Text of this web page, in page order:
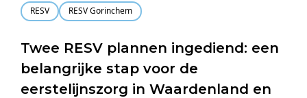
RESV RESV Gorinchem
Twee RESV plannen ingediend: een
belangrijke stap voor de
eerstelijnszorg in Waardenland en